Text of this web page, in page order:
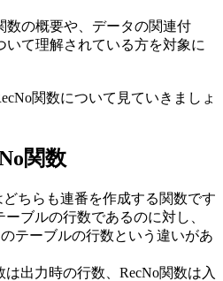
数の概要や、データの関連付
て理解されている方を対象に
関数について見ていきましょ
関数
ちらも連番を作成する関数です
ブルの行数であるのに対し、
テーブルの行数という違いがあ
出力時の行数、RecNo関数は入